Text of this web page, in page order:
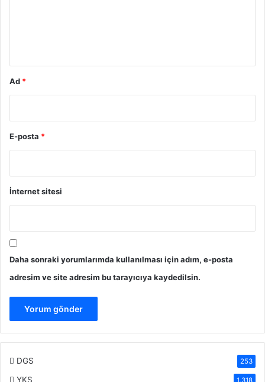
Ad *
E-posta *
İnternet sitesi
Daha sonraki yorumlarımda kullanılması için adım, e-posta
adresim ve site adresim bu tarayıcıya kaydedilsin.
DGS 253
YKS 1.318